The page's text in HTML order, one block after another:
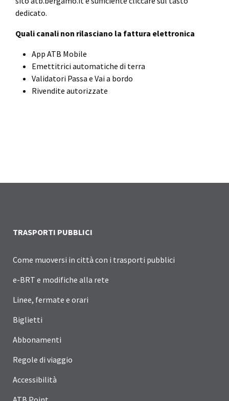
dedicato.
Quali canali non rilasciano la fattura elettronica
App ATB Mobile
Emettitrici automatiche di terra
Validatori Passa e Vai a bordo
Rivendite autorizzate
TRASPORTI PUBBLICI
Come muoversi in città con i trasporti pubblici
e-BRT e modifiche alla rete
Linee, fermate e orari
Biglietti
Abbonamenti
Regole di viaggio
Accessibilità